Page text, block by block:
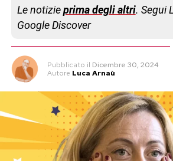
Le notizieprima degli altri. Segui
Google Discover
Pubblicato il Dicembre 30, 2024
Autore Luca Arnaù